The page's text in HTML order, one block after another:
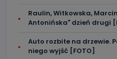
Raulin, Witkowska,
Antonińska" dzień drugi
Auto rozbite na drzewie.
niego wyjść [FOTO]